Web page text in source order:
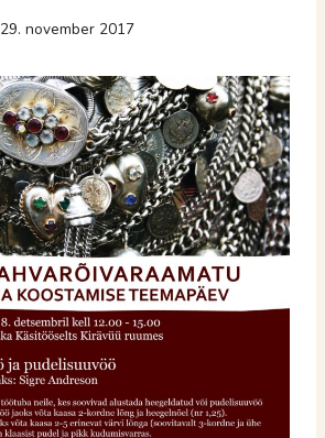
29. november 2017